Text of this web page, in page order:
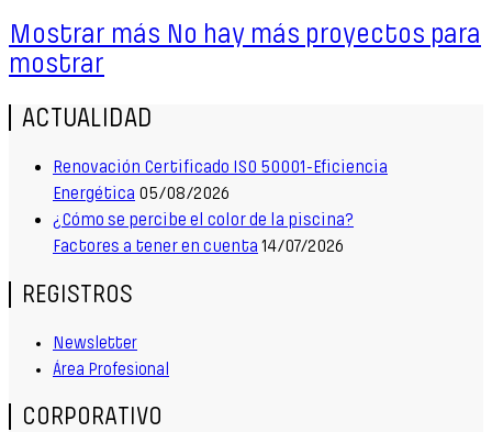
Mostrar más No hay más proyectos para
mostrar
ACTUALIDAD
Renovación Certificado ISO 50001-Eficiencia
Energética 05/08/2026
¿Cómo se percibe el color de la piscina?
Factores a tener en cuenta 14/07/2026
REGISTROS
Newsletter
Área Profesional
CORPORATIVO